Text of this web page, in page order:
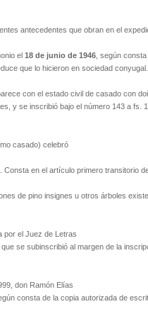
antecedentes que obran en el
el 18 de junio de 1946 , según consta
que lo hicieron en sociedad conyugal.
con el estado civil de casado con
y se inscribió bajo el número 143 a fs.
casado) celebró
en el artículo primero transitorio
de pino insignes u otros árboles
por el Juez de Letras
se subinscribió al margen de la
don Ramón Elías
consta de la copia autorizada de